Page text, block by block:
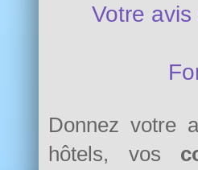
Votre avis
Donnez votre
hôtels, vos